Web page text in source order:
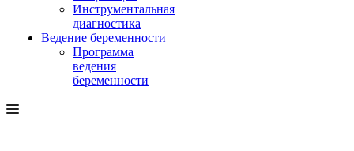
Инструментальная
диагностика
Ведение беременности
Программа
ведения
беременности